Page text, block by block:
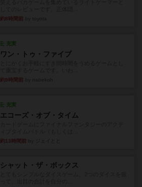
約8時間前
充実
ワン・トゥ・ファイブ
約9時間前
充実
エコーズ・オブ・タイム
約13時間前
シャット・ザ・ボックス